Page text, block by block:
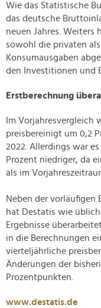
Wie das Statistische
das deutsche
neuen Jahres. Weiters
sowohl die privaten
Konsumausgaben
den Investitionen und
Erstberechnung
Im Vorjahresvergleich
preisbereinigt um 0,2
2022. Allerdings war
Prozent niedriger, da
als im
Neben der vorläufigen
hat Destatis wie
Ergebnisse
in die Berechnungen
vierteljährliche
Änderungen der
Prozentpunkten.
www.destatis.de